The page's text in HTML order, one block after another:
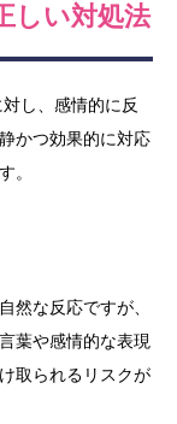
しい対処法
し、感情的に反
かつ効果的に対応
。
然な反応ですが、
葉や感情的な表現
取られるリスクが